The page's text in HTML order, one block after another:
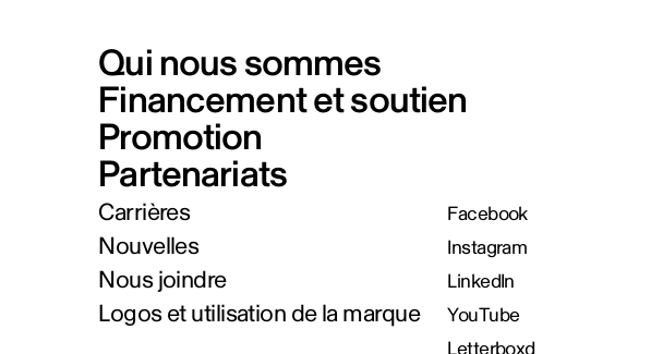
Qui nous sommes
Financement et soutien
Promotion
Partenariats
Carrières
Nouvelles
Nous joindre
Logos et utilisation de la marque
Facebook
Instagram
LinkedIn
YouTube
Letterboxd